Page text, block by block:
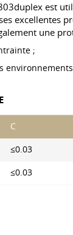
est
excellentes
une
;
C
≤0.03
≤0.03